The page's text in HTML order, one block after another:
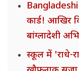
कार्ड! आखिर
बांग्लादेशी
स्कूल में 'राधे-